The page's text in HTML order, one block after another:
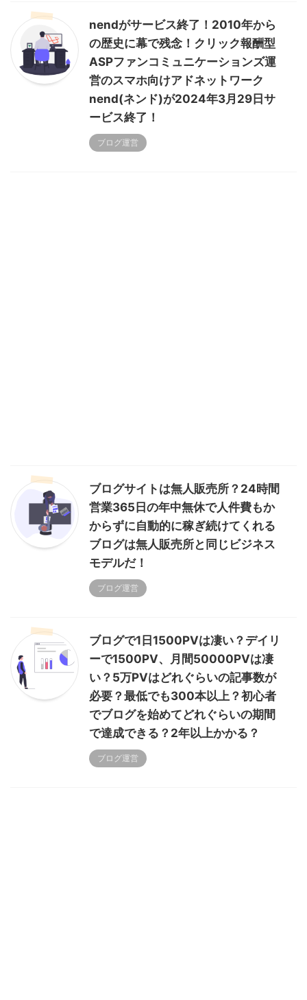
nendがサービス終了！2010年から
の歴史に幕で残念！クリック報酬型
ASPファンコミュニケーションズ運
営のスマホ向けアドネットワーク
nend(ネンド)が2024年3月29日サ
ービス終了！
ブログ運営
ブログサイトは無人販売所？24時間
営業365日の年中無休で人件費もか
からずに自動的に稼ぎ続けてくれる
ブログは無人販売所と同じビジネス
モデルだ！
ブログ運営
ブログで1日1500PVは凄い？デイリ
ーで1500PV、月間50000PVは凄
い？5万PVはどれぐらいの記事数が
必要？最低でも300本以上？初心者
でブログを始めてどれぐらいの期間
で達成できる？2年以上かかる？
ブログ運営